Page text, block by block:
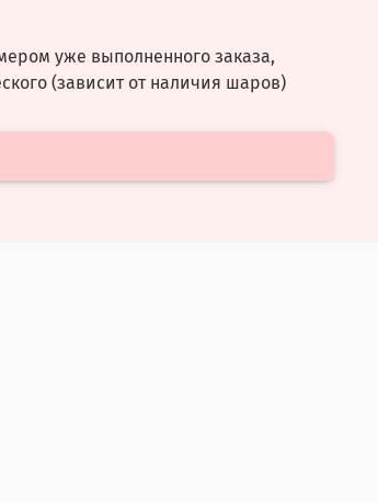
уже выполненного заказа,
(зависит от наличия шаров)